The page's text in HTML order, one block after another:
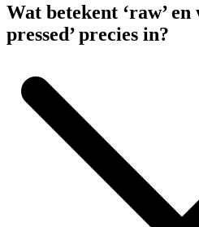
Wat betekent ‘raw’
pressed’ precies in?